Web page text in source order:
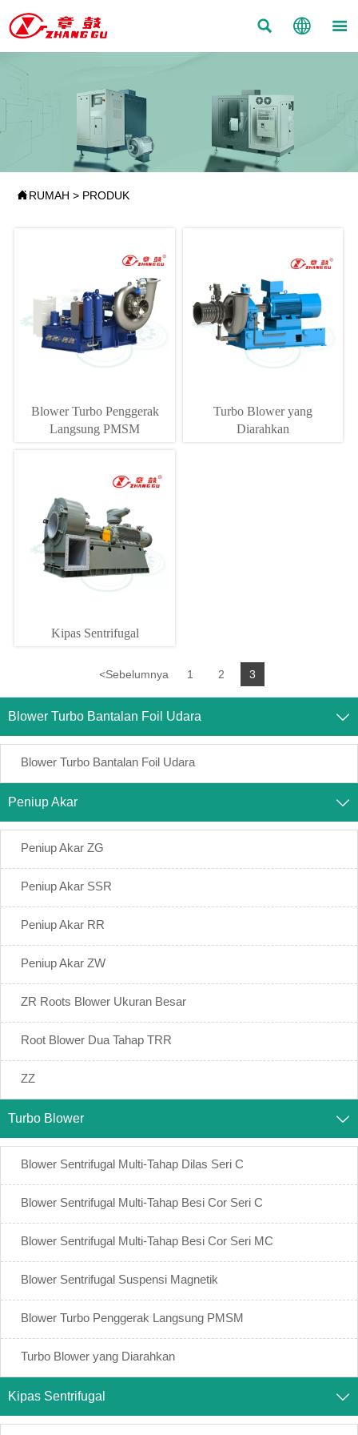
  
RUMAH > PRODUK
Blower Turbo Penggerak
Langsung PMSM
Turbo Blower yang
Diarahkan
Kipas Sentrifugal
<Sebelumnya 1 2 3
Blower Turbo Bantalan Foil Udara 
Blower Turbo Bantalan Foil Udara
Peniup Akar 
Peniup Akar ZG
Peniup Akar SSR
Peniup Akar RR
Peniup Akar ZW
ZR Roots Blower Ukuran Besar
Root Blower Dua Tahap TRR
ZZ
Turbo Blower 
Blower Sentrifugal Multi-Tahap Dilas Seri C
Blower Sentrifugal Multi-Tahap Besi Cor Seri C
Blower Sentrifugal Multi-Tahap Besi Cor Seri MC
Blower Sentrifugal Suspensi Magnetik
Blower Turbo Penggerak Langsung PMSM
Turbo Blower yang Diarahkan
Kipas Sentrifugal 